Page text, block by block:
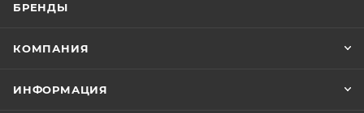
БРЕНДЫ
КОМПАНИЯ
ИНФОРМАЦИЯ